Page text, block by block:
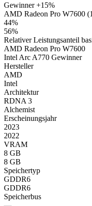
Gewinner+15%
AMD Radeon Pro W7600
44%
56%
Relativer Leistungsanteil
AMD Radeon Pro W7600
Intel Arc A770 Gewinner
Hersteller
AMD
Intel
Architektur
RDNA 3
Alchemist
Erscheinungsjahr
2023
2022
VRAM
8 GB
8 GB
Speichertyp
GDDR6
GDDR6
Speicherbus